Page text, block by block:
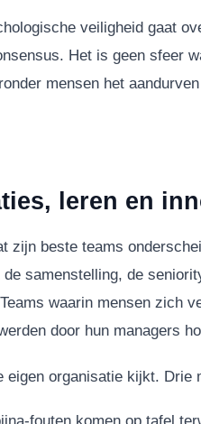
veiligheid gaat
Het is geen sfeer
mensen het
leren en
zijn beste teams
samenstelling, de
waarin mensen zich
door hun managers
eigen organisatie kijkt. Drie